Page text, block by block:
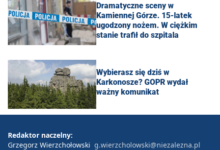
Dramatyczne sceny w
Kamiennej Górze. 15-latek
ugodzony nożem. W ciężkim
stanie trafił do szpitala
Wybierasz się dziś w
Karkonosze? GOPR wydał
ważny komunikat
Redaktor naczelny:
Grzegorz Wierzchołowski g.wierzcholowski@niezalezna.pl